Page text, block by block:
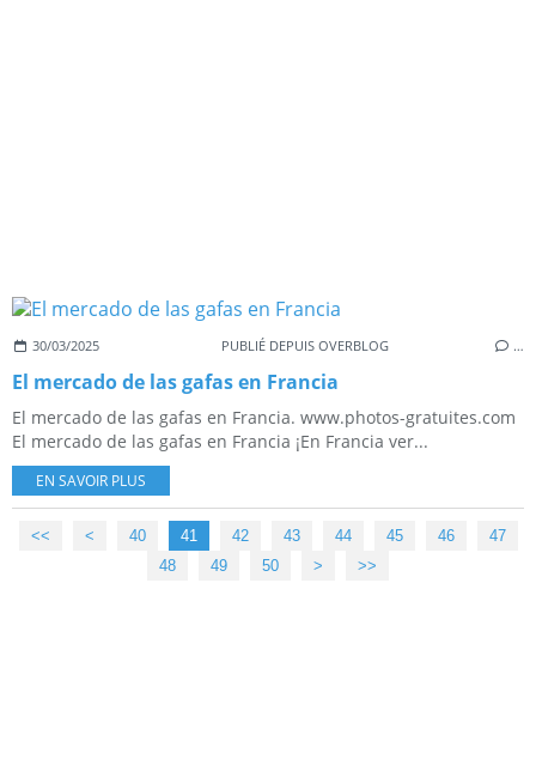
30/03/2025 PUBLIÉ DEPUIS OVERBLOG …
El mercado de las gafas en Francia
El mercado de las gafas en Francia. www.photos-gratuites.com
El mercado de las gafas en Francia ¡En Francia ver...
EN SAVOIR PLUS
<< < 10
20
30
40 41 42 43 44 45 46
47
48
49 50 60
70
80
90
100
> >>